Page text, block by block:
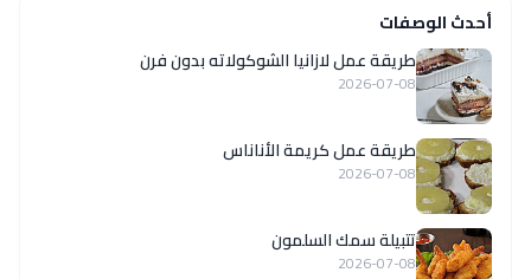
أحدث الوصفات
طريقة عمل لازانيا الشوكولاته بدون فرن
2026-07-08
طريقة عمل كريمة الأناناس
2026-07-08
تتبيلة سمك السلمون
2026-07-08